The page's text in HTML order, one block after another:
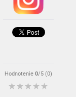
Hodnotenie 0/5 (0)